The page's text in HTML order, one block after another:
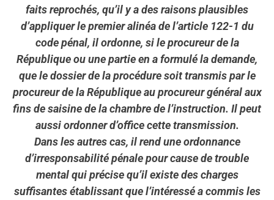
faits reprochés, qu’il y a des raisons plausibles
d’appliquer le premier alinéa de l’article 122-1 du
code pénal, il ordonne, si le procureur de la
République ou une partie en a formulé la demande,
que le dossier de la procédure soit transmis par le
procureur de la République au procureur général aux
fins de saisine de la chambre de l’instruction. Il peut
aussi ordonner d’office cette transmission.
Dans les autres cas, il rend une ordonnance
d’irresponsabilité pénale pour cause de trouble
mental qui précise qu’il existe des charges
suffisantes établissant que l’intéressé a commis les